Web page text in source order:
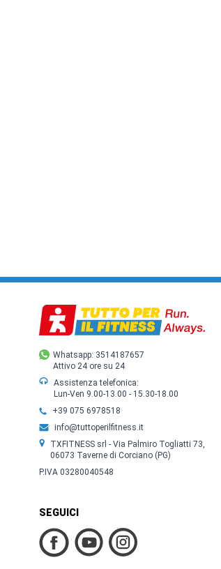
Whatsapp: 3514187657
Attivo 24 ore su 24
Assistenza telefonica:
Lun-Ven 9.00-13.00 - 15.30-18.00
+39 075 6978518
info@tuttoperilfitness.it
TXFITNESS srl - Via Palmiro Togliatti 73,
06073 Taverne di Corciano (PG)
P.IVA 03280040548
SEGUICI